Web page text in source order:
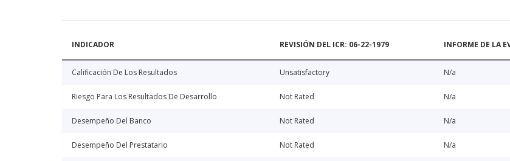
INDICADOR REVISIÓN DEL ICR: 06-22-1979 INFORME DE LA
Calificación De Los Resultados Unsatisfactory N/a
Riesgo Para Los Resultados De Desarrollo Not Rated N/a
Desempeño Del Banco Not Rated N/a
Desempeño Del Prestatario Not Rated N/a